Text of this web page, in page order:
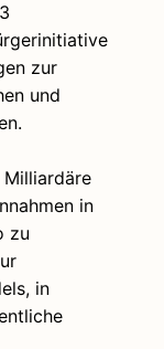
zur
und
in
zu
in